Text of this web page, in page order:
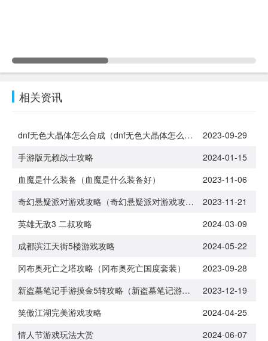
相关资讯
dnf无色大晶体怎么合成（dnf无色大晶体怎么得）
2023-09-29
手游版无赖战士攻略
2024-01-15
血魔是什么装备（血魔是什么装备好）
2023-11-06
奇幻悬疑派对游戏攻略（奇幻悬疑派对游戏攻略大全）
2023-11-21
英雄无敌3 二叔攻略
2024-03-09
成都滨江天街5楼游戏攻略
2024-05-22
冈布奥死亡之塔攻略（冈布奥死亡国度套装）
2023-09-28
新盗墓笔记手游摸金5转攻略（新盗墓笔记游戏摸金天赋）
2023-12-19
笑傲江湖完美游戏攻略
2024-04-25
情人节游戏玩法大赏
2024-06-07